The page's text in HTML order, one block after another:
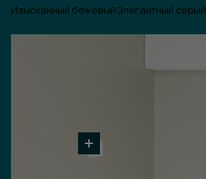
Изысканный бежевыйЭлегантный серый